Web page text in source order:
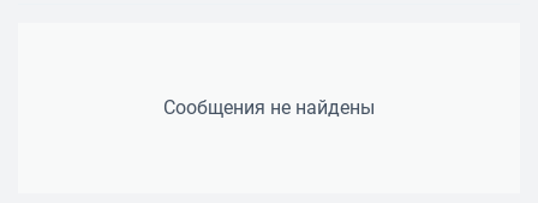
Разъём: 2 x mini jack 3.5 mmСообщения не найдены